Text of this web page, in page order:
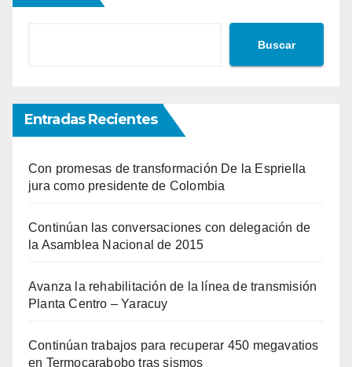
Buscar
Entradas Recientes
Con promesas de transformación De la Espriella
jura como presidente de Colombia
Continúan las conversaciones con delegación de
la Asamblea Nacional de 2015
Avanza la rehabilitación de la línea de transmisión
Planta Centro – Yaracuy
Continúan trabajos para recuperar 450 megavatios
en Termocarabobo tras sismos